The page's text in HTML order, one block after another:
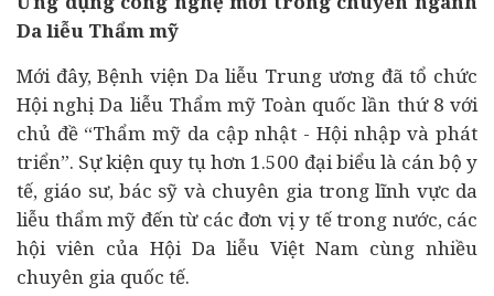
Da liễu Thẩm mỹ
Mới đây, Bệnh viện Da liễu Trung ương đã tổ chức
Hội nghị Da liễu Thẩm mỹ Toàn quốc lần thứ 8 với
chủ đề “Thẩm mỹ da cập nhật - Hội nhập và phát
triển”. Sự kiện quy tụ hơn 1.500 đại biểu là cán bộ y
tế, giáo sư, bác sỹ và chuyên gia trong lĩnh vực da
liễu thẩm mỹ đến từ các đơn vị y tế trong nước, các
hội viên của Hội Da liễu Việt Nam cùng nhiều
chuyên gia quốc tế.